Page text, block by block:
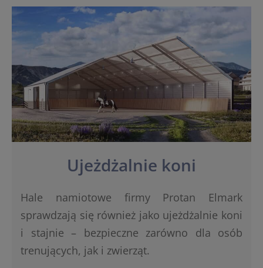
Ujeżdżalnie koni
Hale namiotowe firmy Protan Elmark
sprawdzają się również jako ujeżdżalnie koni
i stajnie – bezpieczne zarówno dla osób
trenujących, jak i zwierząt.